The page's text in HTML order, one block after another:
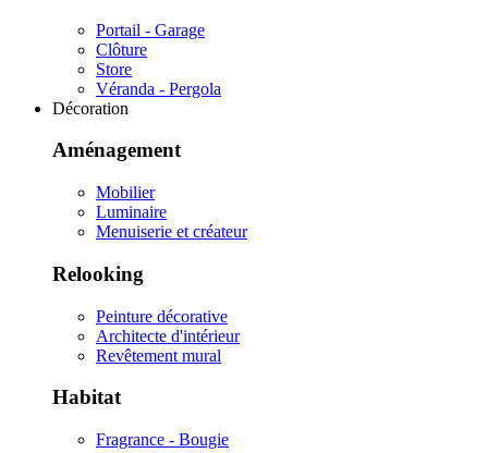
Portail - Garage
Clôture
Store
Véranda - Pergola
Décoration
Aménagement
Mobilier
Luminaire
Menuiserie et créateur
Relooking
Peinture décorative
Architecte d'intérieur
Revêtement mural
Habitat
Fragrance - Bougie